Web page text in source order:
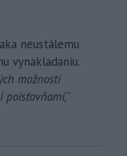
neustálemu
vynakladaniu.
možností
poisťovňami,“